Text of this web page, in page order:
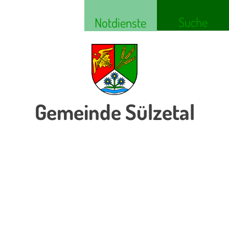
Notdienste Suche
Gemeinde Sülzetal